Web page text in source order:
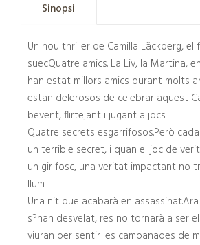
Sinopsi
Un nou thriller de Camilla Läckberg, el
suecQuatre amics. La Liv, la Martina,
han estat millors amics durant molts
estan delerosos de celebrar aquest
bevent, flirtejant i jugant a jocs.
Quatre secrets esgarrifosos.Però
un terrible secret, i quan el joc de
un gir fosc, una veritat impactant no
llum.
Una nit que acabarà en
s?han desvelat, res no tornarà a ser
viuran per sentir les campanades de